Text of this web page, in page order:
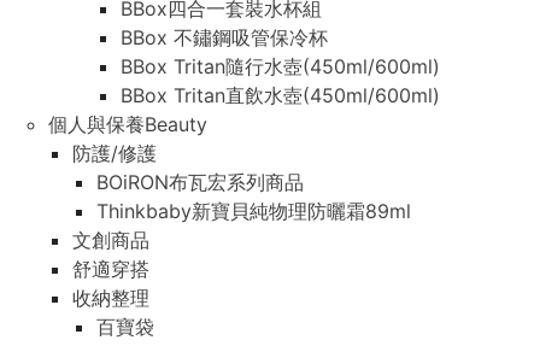
BBox四合一套裝水杯組
BBox 不鏽鋼吸管保冷杯
BBox Tritan隨行水壺(450ml/600ml)
BBox Tritan直飲水壺(450ml/600ml)
個人與保養Beauty
防護/修護
BOiRON布瓦宏系列商品
Thinkbaby新寶貝純物理防曬霜89ml
文創商品
舒適穿搭
收納整理
百寶袋